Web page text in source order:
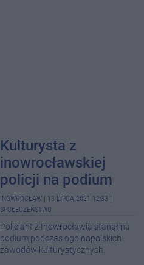
Kulturysta z
inowrocławskiej
policji na podium
INOWROCŁAW 13 LIPCA 2021 12:33
SPOŁECZEŃSTWO
Policjant z Inowrocławia stanął na
podium podczas ogólnopolskich
zawodów kulturystycznych.